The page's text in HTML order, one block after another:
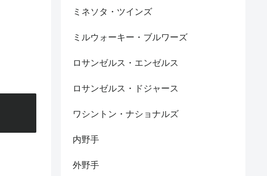
ミネソタ・ツインズ
ミルウォーキー・ブルワーズ
ロサンゼルス・エンゼルス
ロサンゼルス・ドジャース
ワシントン・ナショナルズ
内野手
外野手